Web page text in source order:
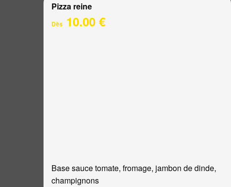
Pizza reine
Dès 10.00 €
Base sauce tomate, fromage, jambon de dinde,
champignons